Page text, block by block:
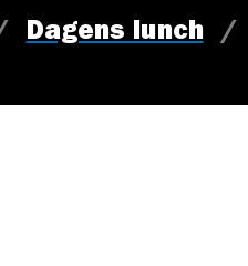
Dagens lunch /